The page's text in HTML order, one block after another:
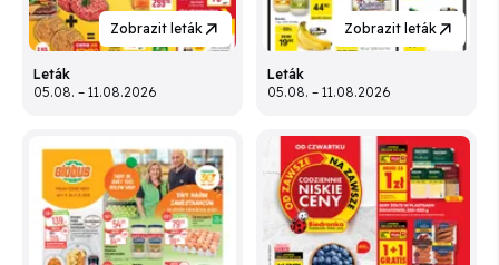
Zobrazit leták
Leták
05.08. – 11.08.2026
Zobrazit leták
Leták
05.08. – 11.08.2026